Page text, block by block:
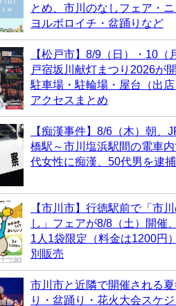
とめ、市川のなしフェア・
ヨルボロイチ・盆踊りなど
【松戸市】8/9（日）・10（
戸宿坂川献灯まつり2026が開
駐車場・駐輪場・屋台（出店
アクセスまとめ
【痴漢事件】8/6（木）朝、
橋駅～市川塩浜駅間の電車
代女性に痴漢、50代男を逮捕
【市川市】行徳駅前で「市
し」フェアが8/8（土）開催
1人1袋限定（料金は1200円
別販売
市川市と近隣で開催される夏
り・盆踊り・花火大会スケ